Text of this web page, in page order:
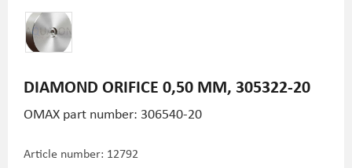
DIAMOND ORIFICE 0,50 MM, 305322-20
OMAX part number: 306540-20
Article number: 12792